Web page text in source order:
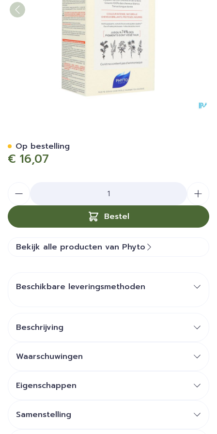
€ 16,07
Bestel
Op bestelling
Bekijk alle producten van Phyto
Beschikbare leveringsmethoden
Beschrijving
Waarschuwingen
Eigenschappen
Samenstelling